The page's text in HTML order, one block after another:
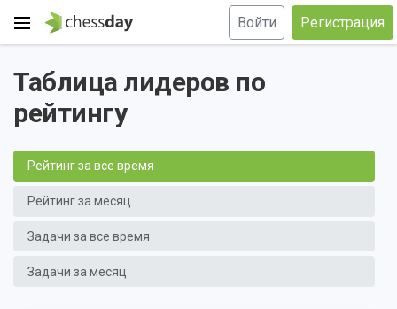
Войти Регистрация
Таблица лидеров по
рейтингу
Рейтинг за все время
Рейтинг за месяц
Задачи за все время
Задачи за месяц